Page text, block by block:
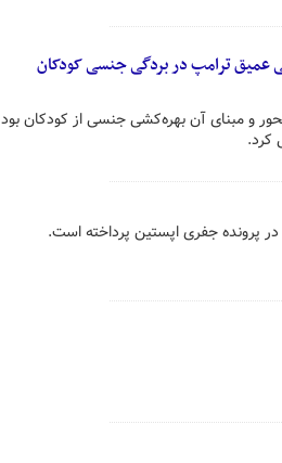
عمیق ترامپ در بردگی جنسی کودکان
و مبنای آن بهره‌کشی جنسی از کودکان بود
کرد.
پرونده جفری اپستین پرداخته است.